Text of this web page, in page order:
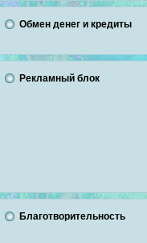
Обмен денег и кредиты
Рекламный блок
Благотворительность